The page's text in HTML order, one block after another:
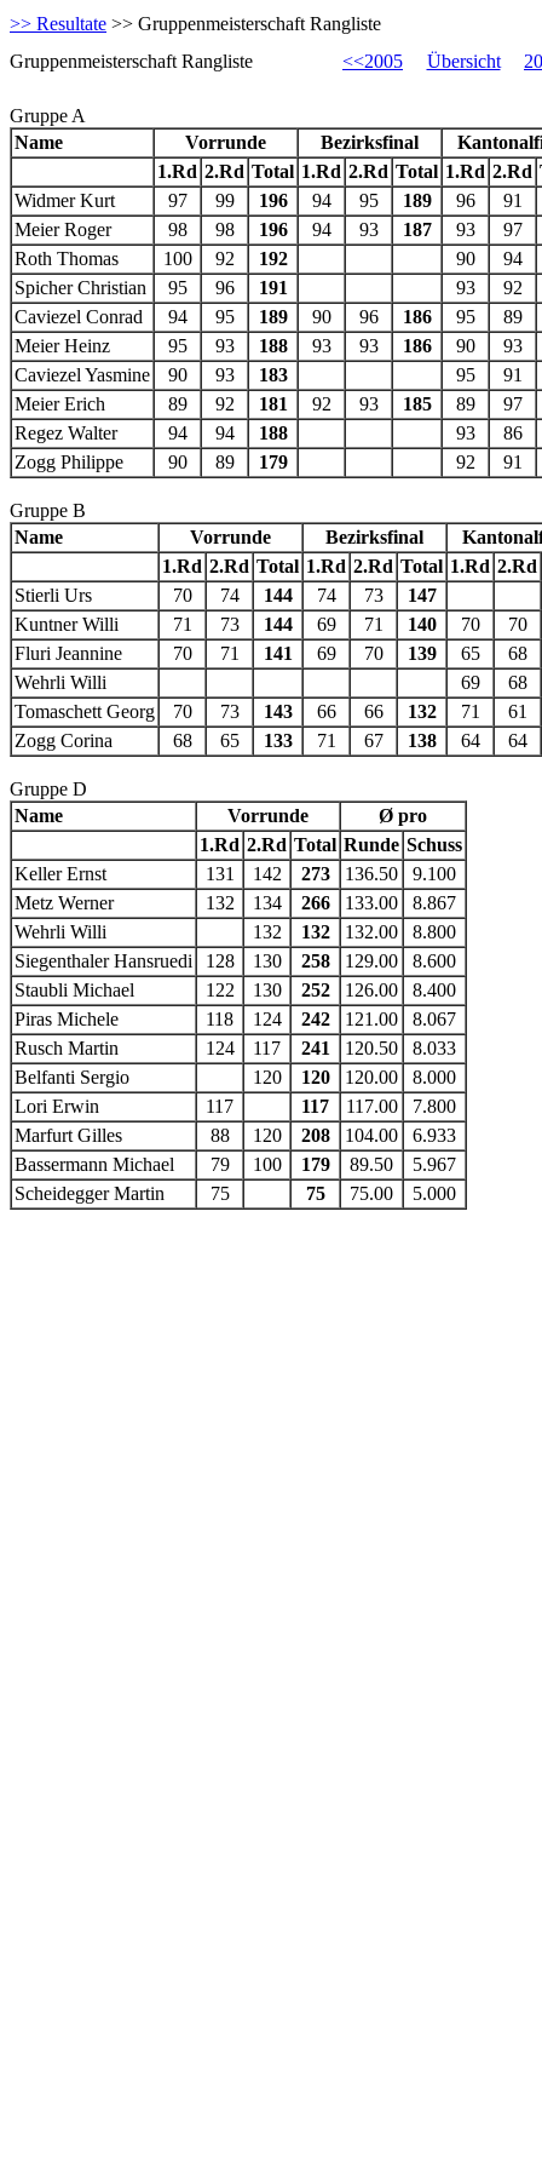
>> Resultate >> Gruppenmeisterschaft Rangliste
Gruppenmeisterschaft Rangliste
<<2005 Übersicht
Gruppe A
Name
Vorrunde Bezirksfinal
1.Rd 2.Rd Total 1.Rd 2.Rd Total 1.Rd 2.Rd
Widmer Kurt
97 99 196 94 95 189 96
91
Meier Roger
98 98 196 94 93 187 93
97
Roth Thomas
100 92 192 90
94
Spicher Christian
95 96 191 93
92
Caviezel Conrad
94 95 189 90 96 186 95
89
Meier Heinz
95 93 188 93 93 186 90
93
Caviezel Yasmine
90 93 183 95
91
Meier Erich
89 92 181 92 93 185 89
97
Regez Walter
94 94 188 93
86
Zogg Philippe
90 89 179 92 91
Gruppe B
Name
Vorrunde Bezirksfinal
1.Rd 2.Rd Total 1.Rd 2.Rd Total 1.Rd 2.Rd
Stierli Urs
70 74 144 74 73
147
Kuntner Willi
71 73 144 69 71 140 70
70
Fluri Jeannine
70 71 141 69 70 139 65
68
Wehrli Willi
69
68
Tomaschett Georg
70 73 143 66 66 132 71
61
Zogg Corina
68 65 133 71 67 138 64 64
Gruppe D
Name
Vorrunde
Ø pro
1.Rd 2.Rd Total Runde Schuss
Keller Ernst
131 142 273 136.50
9.100
Metz Werner
132 134 266 133.00
8.867
Wehrli Willi
132 132 132.00
8.800
Siegenthaler Hansruedi
128 130 258 129.00
8.600
Staubli Michael
122 130 252 126.00
8.400
Piras Michele
118 124 242 121.00
8.067
Rusch Martin
124 117 241 120.50
8.033
Belfanti Sergio
120 120 120.00
8.000
Lori Erwin
117 117 117.00
7.800
Marfurt Gilles
88 120 208 104.00
6.933
Bassermann Michael
79 100 179 89.50
5.967
Scheidegger Martin
75 75 75.00 5.000